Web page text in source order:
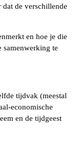
dat de verschillende
en hoe je die
te
tijdvak (meestal
economische
en de tijdgeest